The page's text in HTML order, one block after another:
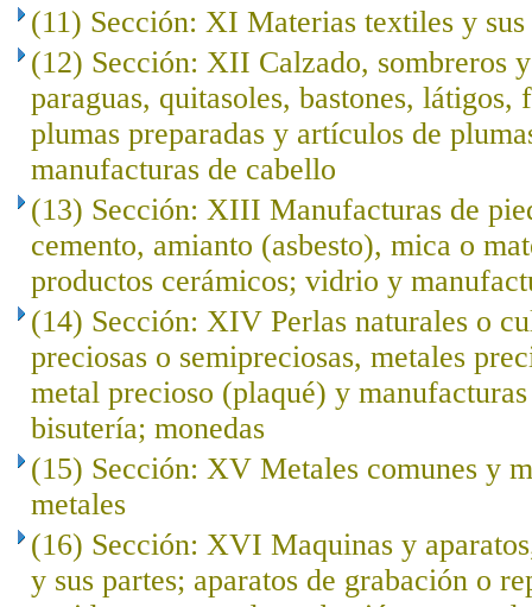
(11) Sección: XI Materias textiles y sus
(12) Sección: XII Calzado, sombreros
paraguas, quitasoles, bastones, látigos,
plumas preparadas y artículos de
manufacturas de cabello
(13) Sección: XIII Manufacturas de
cemento, amianto (asbesto), mica o
productos cerámicos; vidrio y
(14) Sección: XIV Perlas naturales o
preciosas o semipreciosas, metales
metal precioso (plaqué) y
bisutería; monedas
(15) Sección: XV Metales comunes y
metales
(16) Sección: XVI Maquinas y
y sus partes; aparatos de grabación o